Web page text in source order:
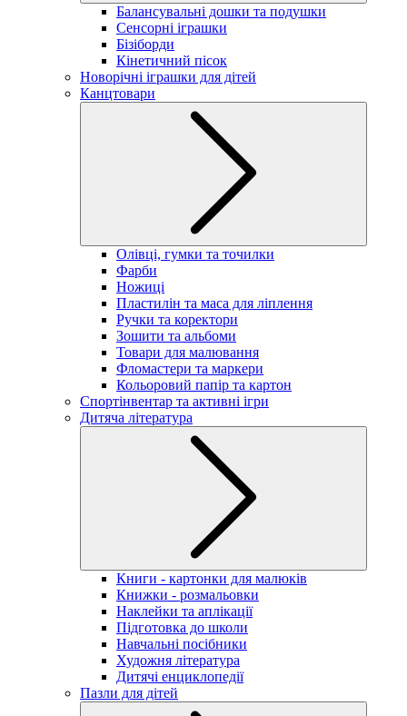
Балансувальні дошки та подушки
Сенсорні іграшки
Бізіборди
Кінетичний пісок
Новорічні іграшки для дітей
Канцтовари
Олівці, гумки та точилки
Фарби
Ножиці
Пластилін та маса для ліплення
Ручки та коректори
Зошити та альбоми
Товари для малювання
Фломастери та маркери
Кольоровий папір та картон
Спортінвентар та активні ігри
Дитяча література
Книги - картонки для малюків
Книжки - розмальовки
Наклейки та аплікації
Підготовка до школи
Навчальні посібники
Художня література
Дитячі енциклопедії
Пазли для дітей